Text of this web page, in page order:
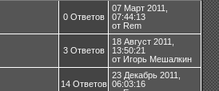
0 Ответов
07 Март 2011,
07:44:13
от Rem
3 Ответов
18 Август 2011,
13:50:21
от Игорь Мешалкин
14 Ответов
23 Декабрь 2011,
06:03:16